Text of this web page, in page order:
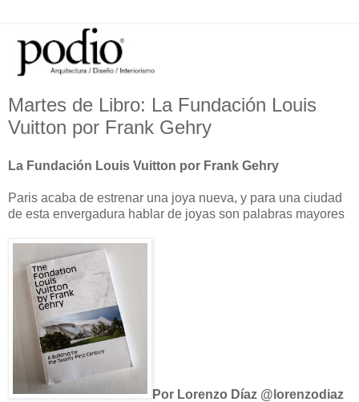
Martes de Libro: La Fundación Louis
Vuitton por Frank Gehry
La Fundación Louis Vuitton por Frank Gehry
Paris acaba de estrenar una joya nueva, y para una ciudad
de esta envergadura hablar de joyas son palabras mayores
Por Lorenzo Díaz @lorenzodiaz